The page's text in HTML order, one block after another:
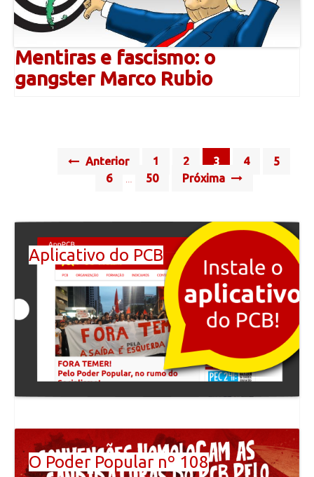
Mentiras e fascismo: o
gangster Marco Rubio
Anterior 1 2 3 4
5
6
50 Próxima
Aplicativo do PCB
O Poder Popular nº 108